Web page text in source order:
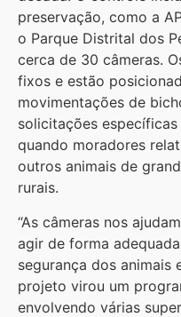
preservação, como a
o Parque Distrital dos
cerca de 30 câmeras.
fixos e estão
movimentações de
solicitações
quando moradores
outros animais de
rurais.
“As câmeras nos
agir de forma
segurança dos animais
projeto virou um
envolvendo várias